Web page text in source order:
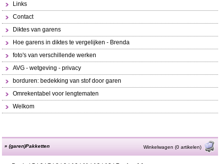
Links
Contact
Diktes van garens
Hoe garens in diktes te vergelijken - Brenda
foto's van verschillende werken
AVG - wetgeving - privacy
borduren: bedekking van stof door garen
Omrekentabel voor lengtematen
Welkom
»(garen)Pakketten Winkelwagen (0 artikelen)